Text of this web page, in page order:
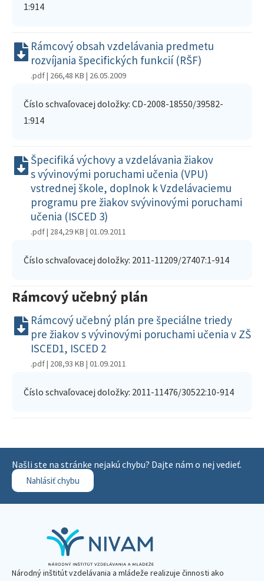
1:914
Rámcový obsah vzdelávania predmetu
rozvíjania špecifických funkcií (RŠF)
.pdf | 266,48 KB | 26.05.2009
Číslo schvaľovacej doložky: CD-2008-18550/39582-
1:914
Špecifiká výchovy a vzdelávania žiakov
s vývinovými poruchami učenia (VPU)
vstrednej škole, doplnok k Vzdelávaciemu
programu pre žiakov svývinovými poruchami
učenia (ISCED 3)
.pdf | 284,29 KB | 01.09.2011
Číslo schvaľovacej doložky: 2011-11209/27407:1-914
Rámcový učebný plán
Rámcový učebný plán pre špeciálne triedy
pre žiakov s vývinovými poruchami učenia v ZŠ
ISCED1, ISCED 2
.pdf | 208,93 KB | 01.09.2011
Číslo schvaľovacej doložky: 2011-11476/30522:10-914
Našli ste na stránke nejakú chybu? Dajte nám o nej vedieť.
Nahlásiť chybu
Národný inštitút vzdelávania a mládeže realizuje činnosti ako